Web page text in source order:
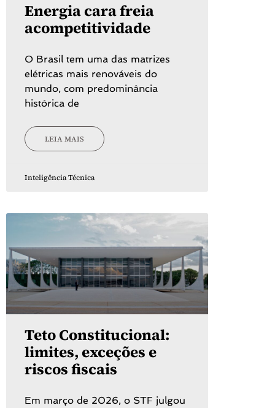
Energia cara freia
acompetitividade
O Brasil tem uma das matrizes
elétricas mais renováveis do
mundo, com predominância
histórica de
LEIA MAIS
Inteligência Técnica
Teto Constitucional:
limites, exceções e
riscos fiscais
Em março de 2026, o STF julgou